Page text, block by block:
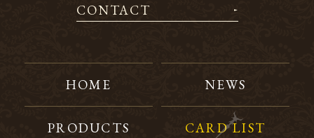
CONTACT
HOME NEWS
PRODUCTS CARD LIST